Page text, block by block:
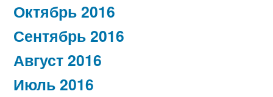
Октябрь 2016
Сентябрь 2016
Август 2016
Июль 2016